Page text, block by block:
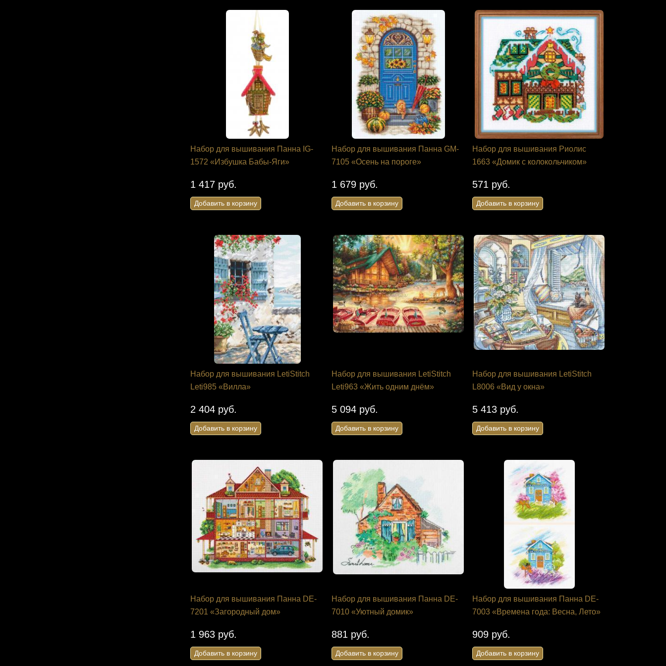
Набор для вышивания Панна IG-
1572 «Избушка Бабы-Яги»
1 417 руб.
Добавить в корзину
Набор для вышивания Панна GM-
7105 «Осень на пороге»
1 679 руб.
Добавить в корзину
Набор для вышивания Риолис
1663 «Домик с колокольчиком»
571 руб.
Добавить в корзину
Набор для вышивания LetiStitch
Leti985 «Вилла»
2 404 руб.
Добавить в корзину
Набор для вышивания LetiStitch
Leti963 «Жить одним днём»
5 094 руб.
Добавить в корзину
Набор для вышивания LetiStitch
L8006 «Вид у окна»
5 413 руб.
Добавить в корзину
Набор для вышивания Панна DE-
7201 «Загородный дом»
1 963 руб.
Добавить в корзину
Набор для вышивания Панна DE-
7010 «Уютный домик»
881 руб.
Добавить в корзину
Набор для вышивания Панна DE-
7003 «Времена года: Весна, Лето»
909 руб.
Добавить в корзину